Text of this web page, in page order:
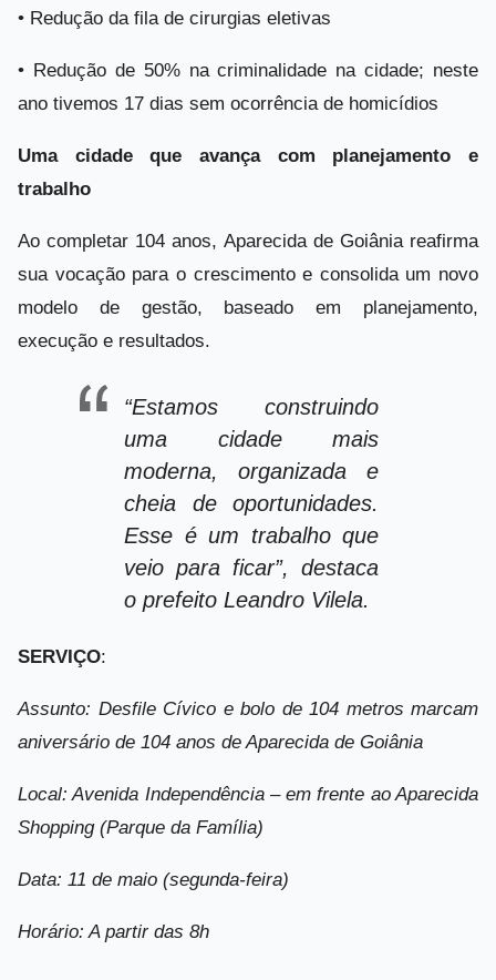
• Redução da fila de cirurgias eletivas
• Redução de 50% na criminalidade na cidade; neste
ano tivemos 17 dias sem ocorrência de homicídios
Uma cidade que avança com planejamento e
trabalho
Ao completar 104 anos, Aparecida de Goiânia reafirma
sua vocação para o crescimento e consolida um novo
modelo de gestão, baseado em planejamento,
execução e resultados.
“Estamos construindo
uma cidade mais
moderna, organizada e
cheia de oportunidades.
Esse é um trabalho que
veio para ficar”, destaca
o prefeito Leandro Vilela.
SERVIÇO:
Assunto: Desfile Cívico e bolo de 104 metros marcam
aniversário de 104 anos de Aparecida de Goiânia
Local: Avenida Independência – em frente ao Aparecida
Shopping (Parque da Família)
Data: 11 de maio (segunda-feira)
Horário: A partir das 8h